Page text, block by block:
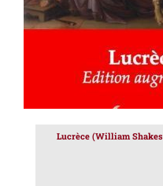
Lucrèce (William